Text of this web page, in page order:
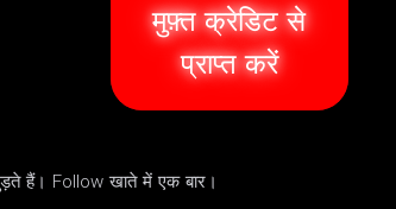
मुफ़्त क्रेडिट से
प्राप्त करें
हैं। Follow खाते में एक बार।